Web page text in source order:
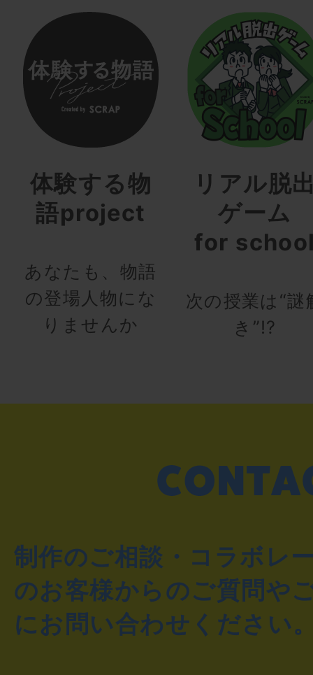
体験する物
語project
あなたも、物語
の登場人物にな
りませんか
リアル脱
ゲーム
for
次の授業は“謎
き”!?
制作のご相談・コラボレ
のお客様からのご質問や
にお問い合わせください